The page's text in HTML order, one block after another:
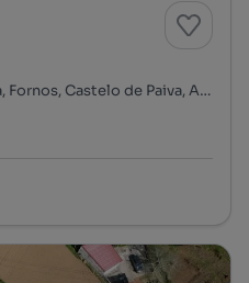
Rua Dona Brites de Arrochela, Fornos, Castelo de Paiva, Aveiro